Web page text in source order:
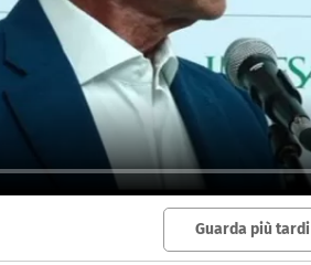
Guarda più tardi